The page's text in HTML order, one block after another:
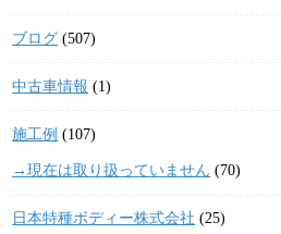
ブログ (507)
中古車情報 (1)
施工例 (107)
→現在は取り扱っていません (70)
日本特種ボディー株式会社 (25)